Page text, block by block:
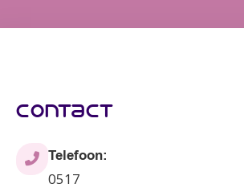
contact
Telefoon:
0517